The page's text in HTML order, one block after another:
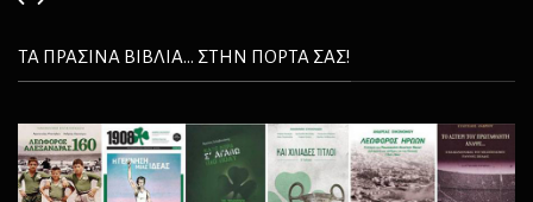
ΤΑ ΠΡΑΣΙΝΑ ΒΙΒΛΙΑ... ΣΤΗΝ ΠΟΡΤΑ ΣΑΣ!